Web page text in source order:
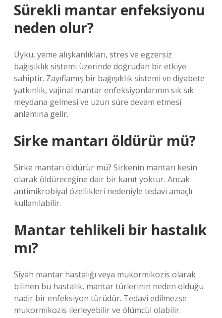
Sürekli mantar enfeksiyonu
neden olur?
Uyku, yeme alışkanlıkları, stres ve egzersiz
bağışıklık sistemi üzerinde doğrudan bir etkiye
sahiptir. Zayıflamış bir bağışıklık sistemi ve diyabete
yatkınlık, vajinal mantar enfeksiyonlarının sık sık
meydana gelmesi ve uzun süre devam etmesi
anlamına gelir.
Sirke mantarı öldürür mü?
Sirke mantarı öldürür mü? Sirkenin mantarı kesin
olarak öldüreceğine dair bir kanıt yoktur. Ancak
antimikrobiyal özellikleri nedeniyle tedavi amaçlı
kullanılabilir.
Mantar tehlikeli bir hastalık
mı?
Siyah mantar hastalığı veya mukormikozis olarak
bilinen bu hastalık, mantar türlerinin neden olduğu
nadir bir enfeksiyon türüdür. Tedavi edilmezse
mukormikozis ilerleyebilir ve ölümcül olabilir.